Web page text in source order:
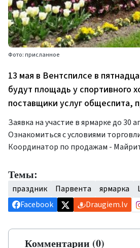
Фото: присланное
13 мая в Вентспилсе в
будут площадь у спортивного
поставщики услуг общеспита,
Заявка на участие в ярмарке до 30
Ознакомиться с условиями
Координатор по продажам -
Темы:
праздник Парвента ярмарка
Facebook
Draugiem.lv
Комментарии (0)